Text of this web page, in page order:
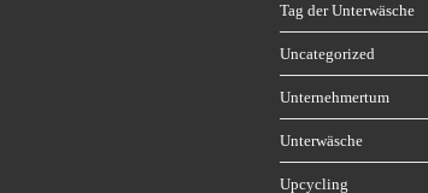
Tag der Unterwäsche
Uncategorized
Unternehmertum
Unterwäsche
Upcycling